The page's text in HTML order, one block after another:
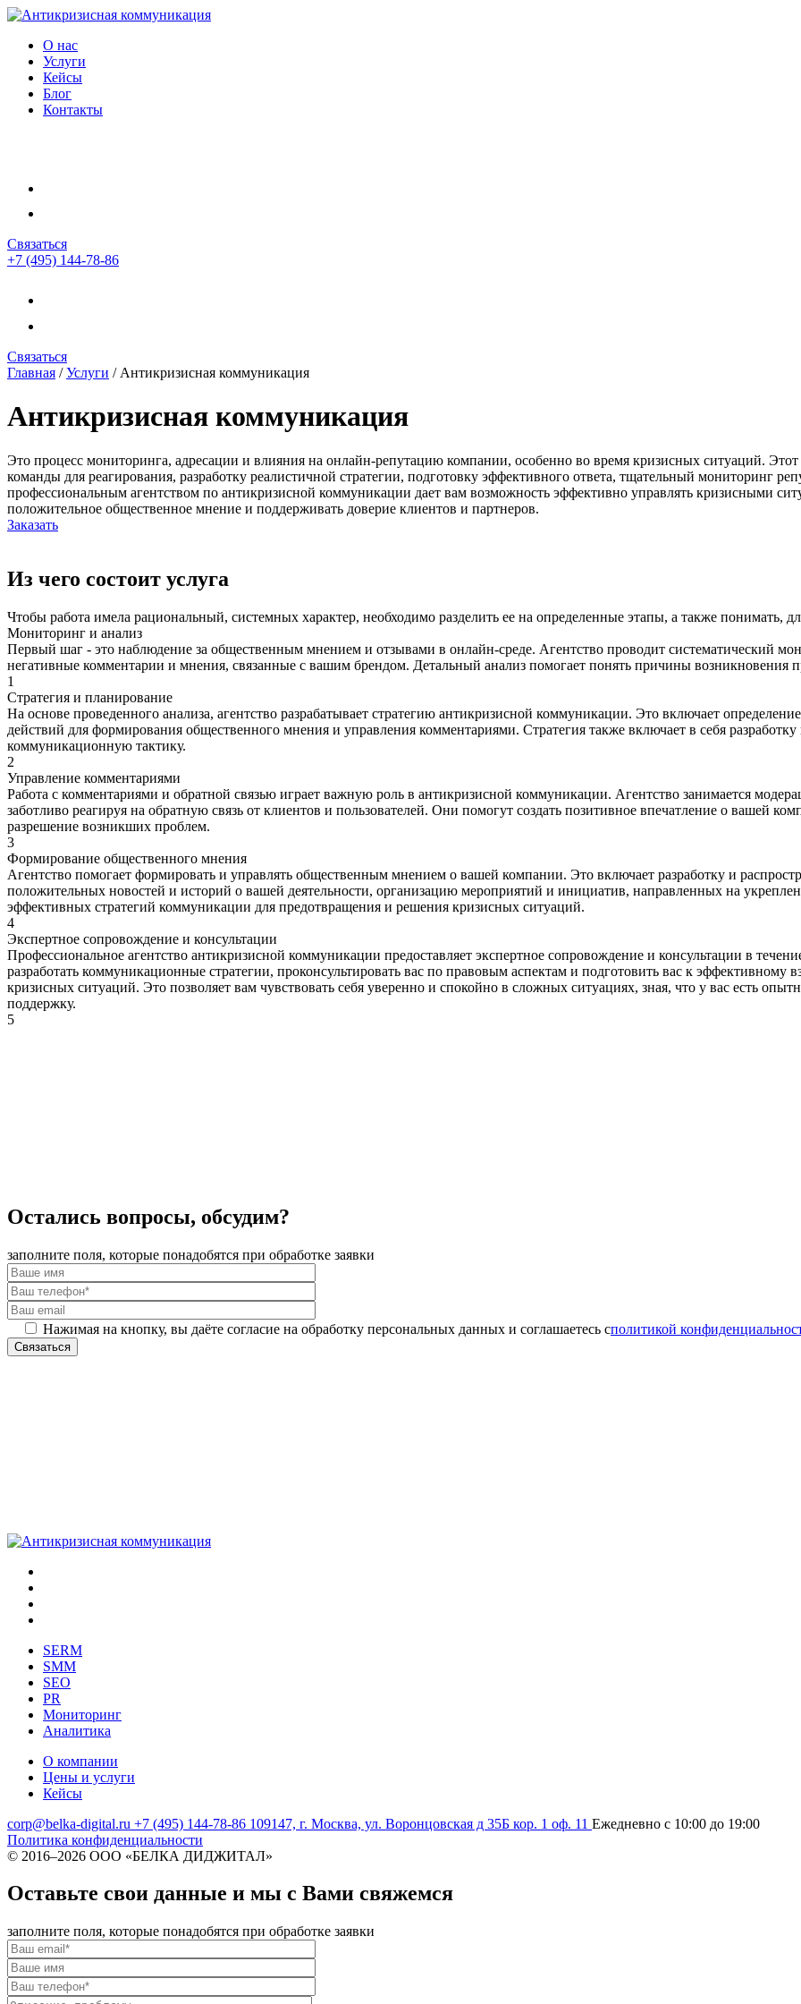
О нас
Услуги
Кейсы
Блог
Контакты
Связаться
+7 (495) 144-78-86
Связаться
Главная /Услуги / Антикризисная коммуникация
Антикризисная коммуникация
Это процесс мониторинга, адресации и влияния на онлайн-репутацию компании, особенно во время кризисных ситуаций.
команды для реагирования, разработку реалистичной стратегии, подготовку эффективного ответа, тщательный мониторинг
профессиональным агентством по антикризисной коммуникации дает вам возможность эффективно управлять кризисными
положительное общественное мнение и поддерживать доверие клиентов и партнеров.
Заказать
Из чего состоит услуга
Чтобы работа имела рациональный, системных характер, необходимо разделить ее на определенные этапы, а также понимать,
Мониторинг и анализ
Первый шаг - это наблюдение за общественным мнением и отзывами в онлайн-среде. Агентство проводит систематический
негативные комментарии и мнения, связанные с вашим брендом. Детальный анализ помогает понять причины возникновения
1
Стратегия и планирование
На основе проведенного анализа, агентство разрабатывает стратегию антикризисной коммуникации. Это включает
действий для формирования общественного мнения и управления комментариями. Стратегия также включает в себя
коммуникационную тактику.
2
Управление комментариями
Работа с комментариями и обратной связью играет важную роль в антикризисной коммуникации. Агентство занимается
заботливо реагируя на обратную связь от клиентов и пользователей. Они помогут создать позитивное впечатление о вашей
разрешение возникших проблем.
3
Формирование общественного мнения
Агентство помогает формировать и управлять общественным мнением о вашей компании. Это включает разработку и
положительных новостей и историй о вашей деятельности, организацию мероприятий и инициатив, направленных на
эффективных стратегий коммуникации для предотвращения и решения кризисных ситуаций.
4
Экспертное сопровождение и консультации
Профессиональное агентство антикризисной коммуникации предоставляет экспертное сопровождение и консультации в
разработать коммуникационные стратегии, проконсультировать вас по правовым аспектам и подготовить вас к
кризисных ситуаций. Это позволяет вам чувствовать себя уверенно и спокойно в сложных ситуациях, зная, что у вас есть
поддержку.
5
Остались вопросы, обсудим?
заполните поля, которые понадобятся при обработке заявки
Нажимая на кнопку, вы даёте согласие на обработку персональных данных и соглашаетесь сполитикой
SERM
SMM
SEO
PR
Мониторинг
Аналитика
О компании
Цены и услуги
Кейсы
corp@belka-digital.ru +7 (495) 144-78-86 109147, г. Москва, ул. Воронцовская д 35Б кор. 1 оф. 11 Ежедневно с 10:00 до 19:00
Политика конфиденциальности
© 2016–2026 ООО «БЕЛКА ДИДЖИТАЛ»
Оставьте свои данные и мы с Вами свяжемся
заполните поля, которые понадобятся при обработке заявки